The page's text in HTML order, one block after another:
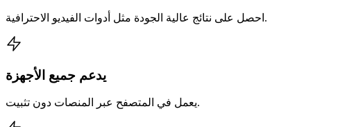
احصل على نتائج عالية الجودة مثل أدوات الفيديو الاحترافية.
يدعم جميع الأجهزة
يعمل في المتصفح عبر المنصات دون تثبيت.